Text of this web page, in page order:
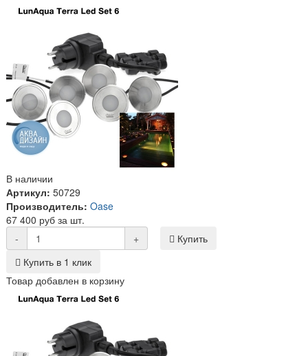
В наличии
Артикул: 50729
Производитель: Oase
67 400 руб за шт.
-
+
Купить
Купить в 1 клик
Товар добавлен в корзину